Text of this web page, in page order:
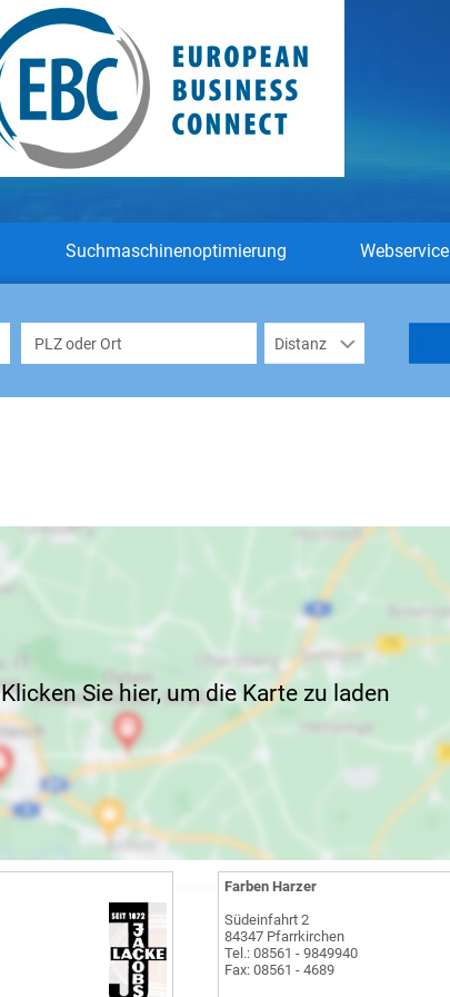
Suchmaschinenoptimierung Webservice
Klicken Sie hier, um die Karte zu laden
Farben Harzer
Südeinfahrt 2
84347 Pfarrkirchen
Tel.: 08561 - 9849940
Fax: 08561 - 4689